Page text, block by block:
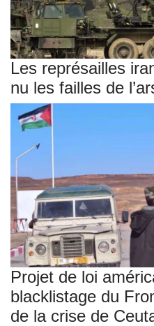
Les représailles
nu les failles de
Projet de loi
blacklistage du
de la crise de